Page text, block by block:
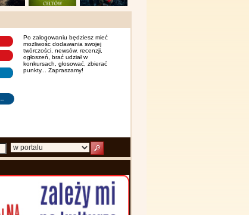
Po zalogowaniu będziesz mieć
możliwośc dodawania swojej
twórczości, newsów, recenzji,
ogłoszeń, brać udział w
konkursach, głosować, zbierać
punkty... Zapraszamy!